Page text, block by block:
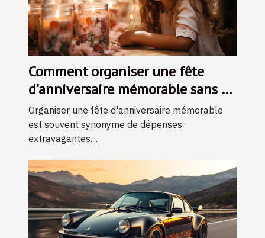
Comment organiser une fête
d'anniversaire mémorable sans se
ruiner
Organiser une fête d'anniversaire mémorable
est souvent synonyme de dépenses
extravagantes....